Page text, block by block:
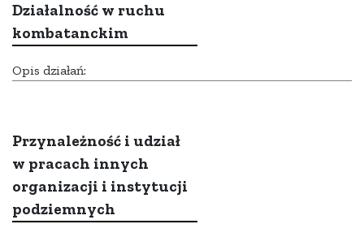
Działalność w ruchu
kombatanckim
Opis działań:
Przynależność i udział
w pracach innych
organizacji i instytucji
podziemnych